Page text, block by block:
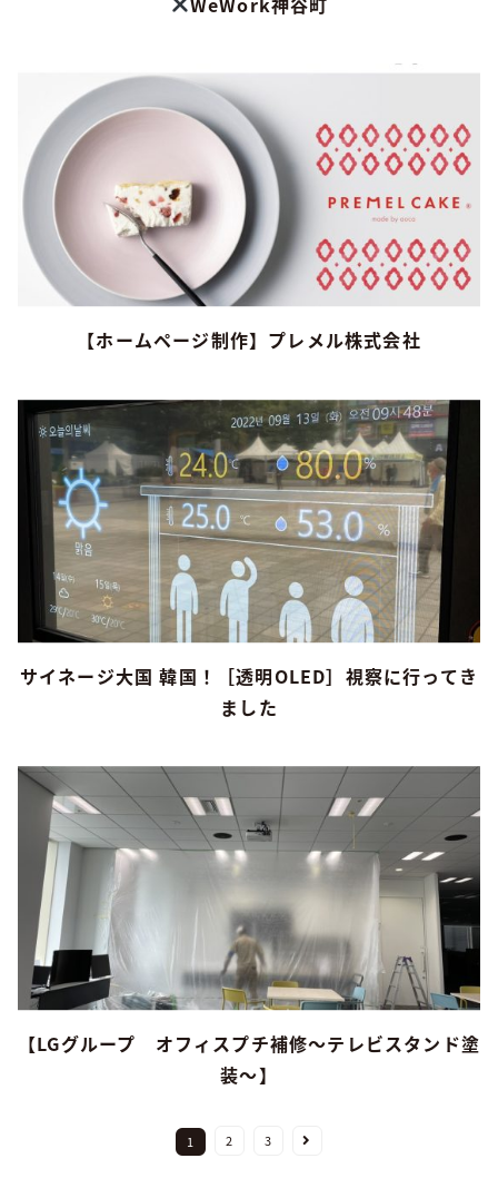
【ホームページ制作】プレメル株式会社
サイネージ大国 韓国！［透明OLED］視察に行ってき
ました
【LGグループ オフィスプチ補修〜テレビスタンド塗
装〜】
1 2 3